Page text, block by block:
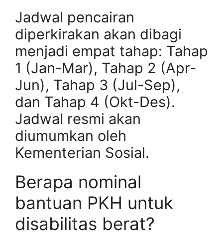
Jadwal pencairan
diperkirakan akan dibagi
menjadi empat tahap: Tahap
1 (Jan-Mar), Tahap 2 (Apr-
Jun), Tahap 3 (Jul-Sep),
dan Tahap 4 (Okt-Des).
Jadwal resmi akan
diumumkan oleh
Kementerian Sosial.
Berapa nominal
bantuan PKH untuk
disabilitas berat?